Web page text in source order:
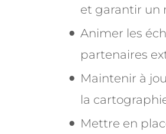
et garantir un
Animer les
partenaires
Maintenir à
la
Mettre en